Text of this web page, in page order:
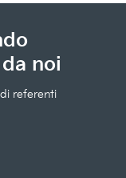
noi
referenti